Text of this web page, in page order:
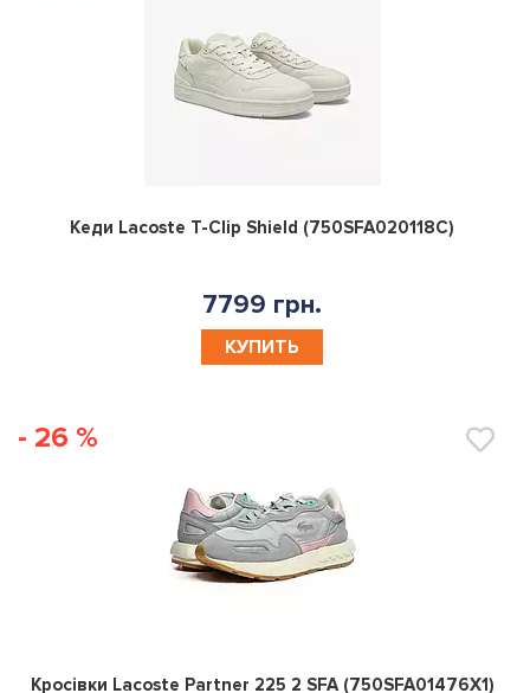
0
Кеди Lacoste T-Clip Shield (750SFA020118C)
7799 грн.
КУПИТЬ
- 26 %
0
Кросівки Lacoste Partner 225 2 SFA (750SFA01476X1)